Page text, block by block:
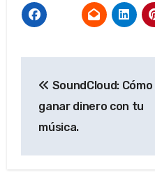
de
entradas
SoundCloud: Cómo
ganar dinero con tu
música.